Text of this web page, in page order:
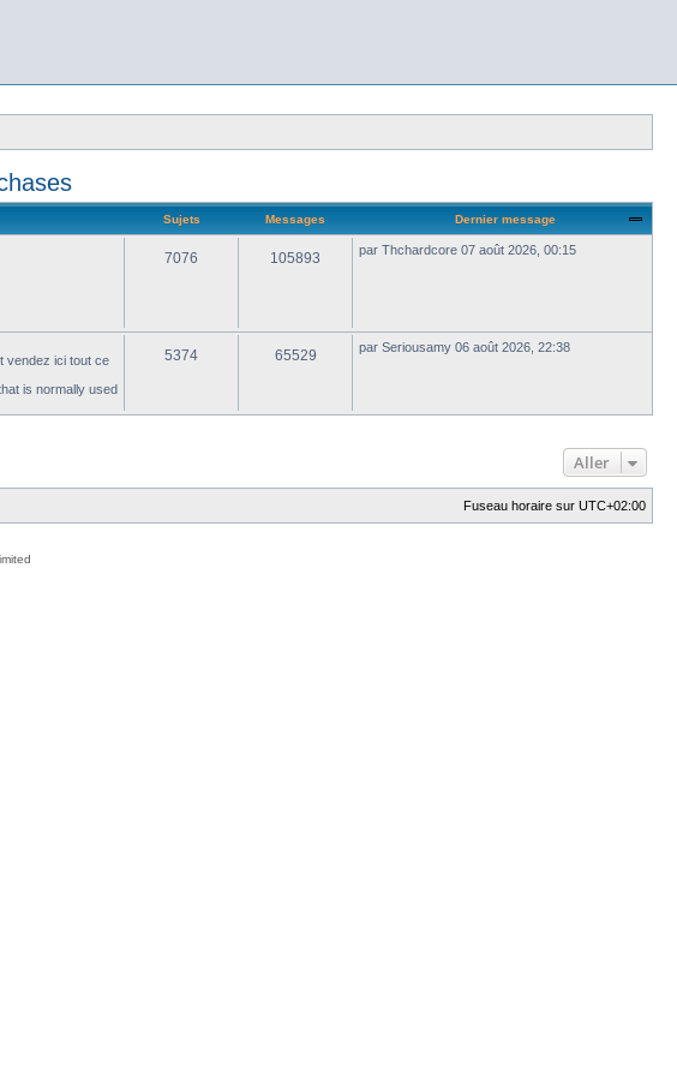
Sujets Messages Dernier message
7076 105893 par Thchardcore 07 août 2026, 00:15
vendez ici tout ce
is normally used
5374 65529 par Seriousamy 06 août 2026, 22:38
Aller
Fuseau horaire sur UTC+02:00